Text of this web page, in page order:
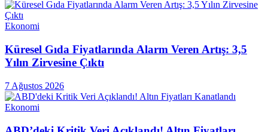
Ekonomi
Küresel Gıda Fiyatlarında Alarm Veren Artış: 3,5
Yılın Zirvesine Çıktı
7 Ağustos 2026
Ekonomi